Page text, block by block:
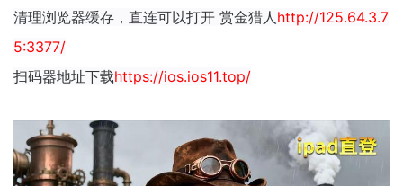
清理浏览器缓存，直连可以打开 赏金猎人http://125.64.3.7
5:3377/
扫码器地址下载https://ios.ios11.top/